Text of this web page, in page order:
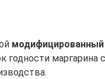
годности маргарина